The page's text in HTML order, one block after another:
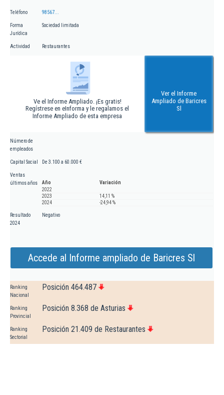
Teléfono 98567...
Forma
Jurídica
Sociedad limitada
Actividad Restaurantes
Ve el Informe Ampliado. ¡Es gratis!
Regístrese en eInforma y le regalamos el
Informe Ampliado de esta empresa
Ver el Informe
Ampliado de Baricres
Sl
Número de
empleados
Capital Social De 3.100 a 60.000 €
Ventas
últimos años
Año
Variación
2022
2023
14,11 %
2024
-24,94 %
Resultado
2024
Negativo
Accede al Informe ampliado de Baricres Sl
Ranking
Nacional
Posición 464.487
Ranking
Provincial
Posición 8.368 de Asturias
Ranking
Sectorial
Posición 21.409 de Restaurantes